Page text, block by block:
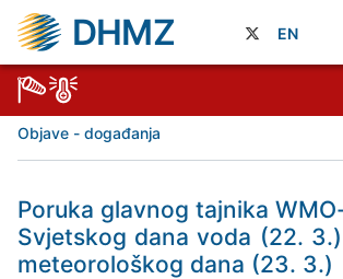
DHMZ EN
Objave - događanja
Poruka glavnog tajnika
Svjetskog dana voda (22.
meteorološkog dana (23. 3.)